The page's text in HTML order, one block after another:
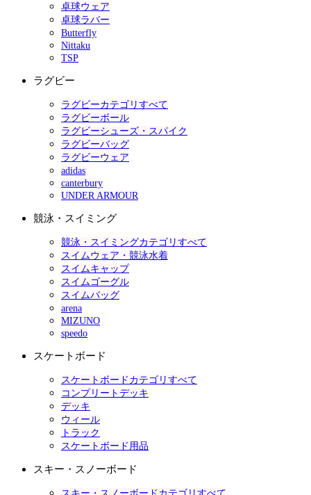
卓球ウェア
卓球ラバー
Butterfly
Nittaku
TSP
ラグビー
ラグビーカテゴリすべて
ラグビーボール
ラグビーシューズ・スパイク
ラグビーバッグ
ラグビーウェア
adidas
canterbury
UNDER ARMOUR
競泳・スイミング
競泳・スイミングカテゴリすべて
スイムウェア・競泳水着
スイムキャップ
スイムゴーグル
スイムバッグ
arena
MIZUNO
speedo
スケートボード
スケートボードカテゴリすべて
コンプリートデッキ
デッキ
ウィール
トラック
スケートボード用品
スキー・スノーボード